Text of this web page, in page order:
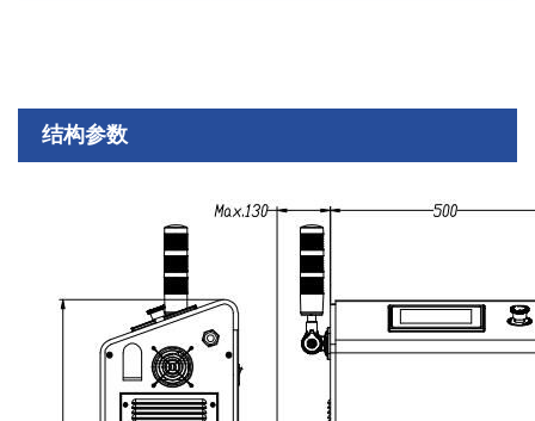
结构参数